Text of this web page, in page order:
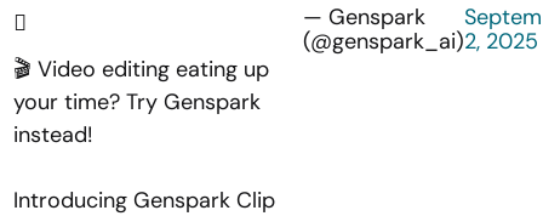
🎬 Video editing eating up
your time? Try Genspark
instead!
Introducing Genspark Clip
— Genspark
(@genspark_ai)2, 2025